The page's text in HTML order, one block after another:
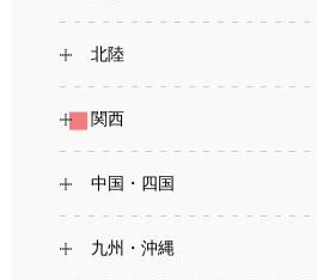
北陸
関西
中国・四国
九州・沖縄